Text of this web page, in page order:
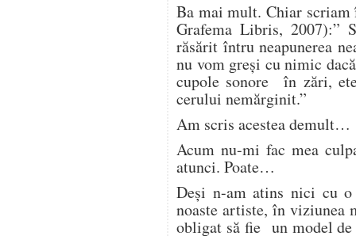
Ba mai mult. Chiar scriam
Grafema Libris, 2007):”
răsărit întru neapunerea
nu vom greși cu nimic
cupole sonore în zări,
cerului nemărginit.”
Am scris acestea demult…
Acum nu-mi fac mea
atunci. Poate…
Deși n-am atins nici cu
noaste artiste, în viziunea
obligat să fie un model